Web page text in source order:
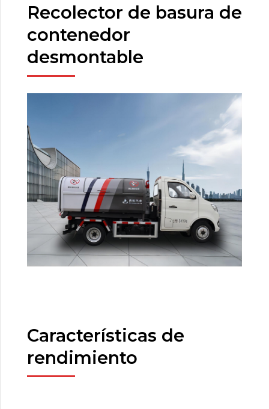
Recolector de basura de
contenedor
desmontable
Características de
rendimiento